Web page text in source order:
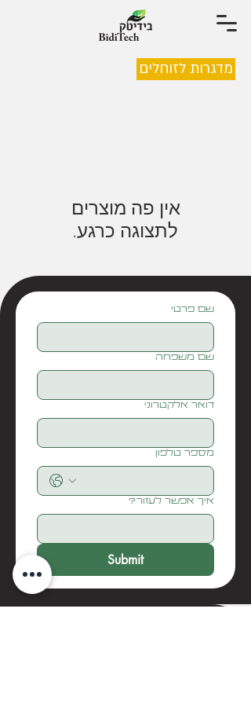
מדגרות לזוחלים
לתצוגה כרגע.
שם פרטי
שם משפחה
דואר אלקטרוני
מספר טלפון
איך אפשר לעזור?
Submit